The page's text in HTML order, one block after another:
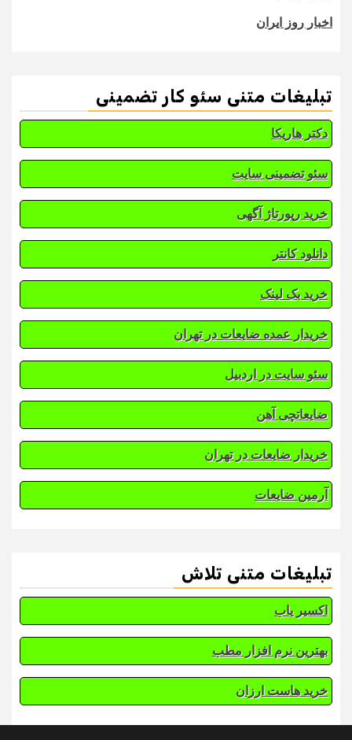
اخبار روز ایران
تبلیغات متنی سئو کار تضمینی
دکتر هاریکا
سئو تضمینی سایت
خرید رپورتاژ آگهی
دانلود کانتر
خرید بک لینک
خریدار عمده ضایعات در تهران
سئو سایت در اردبیل
ضایعاتچی آهن
خریدار ضایعات در تهران
آرمین ضایعات
تبلیغات متنی تلاش
اکسیر یاب
بهترین نرم افزار مطب
خرید هاست ارزان